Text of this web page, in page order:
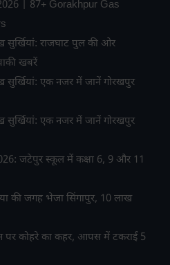
| 87+ Gorakhpur Gas
सुर्खियां: राजघाट पुल की ओर
खबरें
सुर्खियां: एक नजर में जानें गोरखपुर
सुर्खियां: एक नजर में जानें गोरखपुर
जटेपुर स्कूल में कक्षा 6, 9 और 11
की जगह भेजा सिंगापुर, 10 लाख
पर कोहरे का कहर, आपस में टकराईं 5